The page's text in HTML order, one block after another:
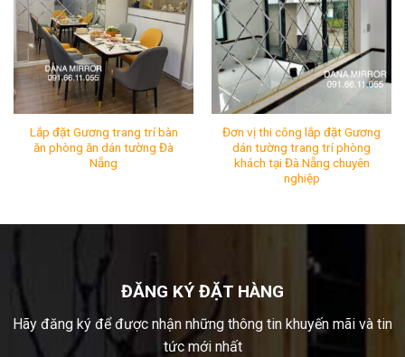
Lắp đặt Gương trang trí bàn
ăn phòng ăn dán tường Đà
Nẵng
Còn hàng
Đơn vị thi công lắp đặt Gương
dán tường trang trí phòng
khách tại Đà Nẵng chuyên
nghiệp
ĐĂNG KÝ ĐẶT HÀNG
Hãy đăng ký để được nhận những thông tin khuyến mãi và tin
tức mới nhất